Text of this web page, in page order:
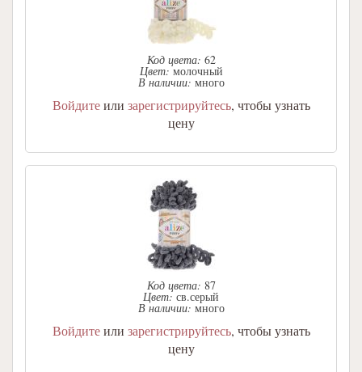
Код цвета: 62
Цвет:молочный
В наличии: много
Войдитеили зарегистрируйтесь, чтобы узнать
цену
Код цвета: 87
Цвет: св.серый
В наличии: много
Войдитеили зарегистрируйтесь, чтобы узнать
цену